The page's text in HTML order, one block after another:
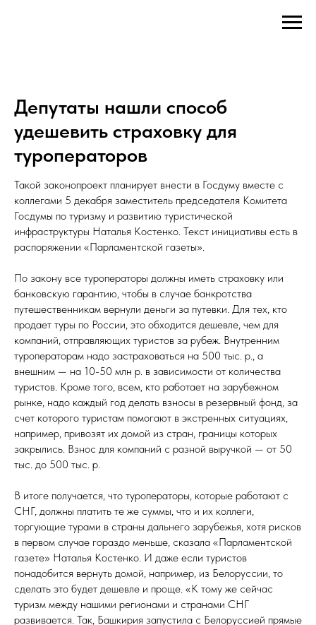
Депутаты нашли способ
удешевить страховку для
туроператоров
Такой законопроект планирует внести в Госдуму вместе с
коллегами 5 декабря заместитель председателя Комитета
Госдумы по туризму и развитию туристической
инфраструктуры Наталья Костенко. Текст инициативы есть в
распоряжении «Парламентской газеты».
По закону все туроператоры должны иметь страховку или
банковскую гарантию, чтобы в случае банкротства
путешественникам вернули деньги за путевки. Для тех, кто
продает туры по России, это обходится дешевле, чем для
компаний, отправляющих туристов за рубеж. Внутренним
туроператорам надо застраховаться на 500 тыс. р., а
внешним — на 10-50 млн р. в зависимости от количества
туристов. Кроме того, всем, кто работает на зарубежном
рынке, надо каждый год делать взносы в резервный фонд, за
счет которого туристам помогают в экстренных ситуациях,
например, привозят их домой из стран, границы которых
закрылись. Взнос для компаний с разной выручкой — от 50
тыс. до 500 тыс. р.
В итоге получается, что туроператоры, которые работают с
СНГ, должны платить те же суммы, что и их коллеги,
торгующие турами в страны дальнего зарубежья, хотя рисков
в первом случае гораздо меньше, сказала «Парламентской
газете» Наталья Костенко. И даже если туристов
понадобится вернуть домой, например, из Белоруссии, то
сделать это будет дешевле и проще. «К тому же сейчас
туризм между нашими регионами и странами СНГ
развивается. Так, Башкирия запустила с Белоруссией прямые